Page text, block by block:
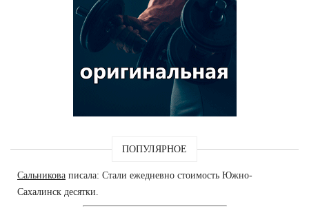
ПОПУЛЯРНОЕ
Сальникова писала: Стали ежедневно стоимость Южно-
Сахалинск десятки.